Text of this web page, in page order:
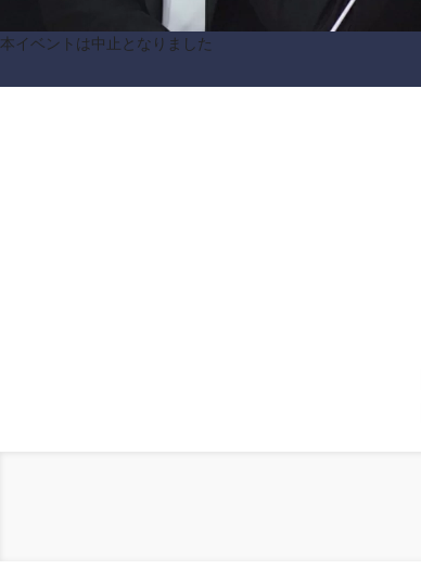
本イベントは中止となりました